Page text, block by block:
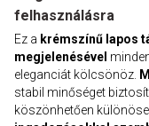
felhasználásra
Ez a krémszínű lapos
megjelenésével
eleganciát kölcsönöz.
stabil minőséget
köszönhetően